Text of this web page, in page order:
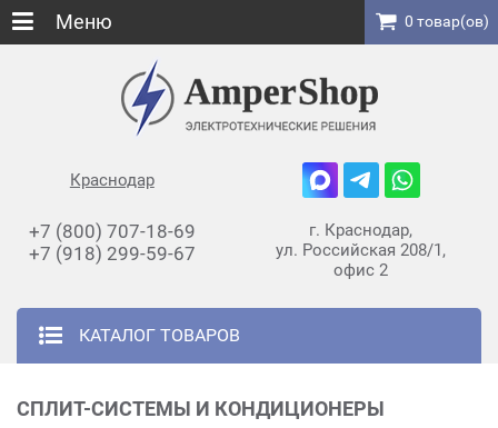
Краснодар
+7 (800) 707-18-69
+7 (918) 299-59-67
г. Краснодар,
ул. Российская 208/1,
офис 2
КАТАЛОГ ТОВАРОВ
Меню 0 товар(ов)
СПЛИТ-СИСТЕМЫ И КОНДИЦИОНЕРЫ